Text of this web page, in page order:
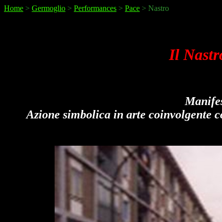
Home > Germoglio > Performances > Pace > Nastro
Il
Azione simbolica in arte coinvolgente